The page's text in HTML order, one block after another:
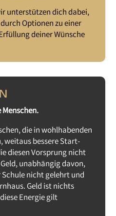
unterstützen dich dabei,
Optionen zu einer
deiner Wünsche
Menschen.
die in wohlhabenden
weitaus bessere Start-
diesen Vorsprung nicht
unabhängig davon,
nicht gelehrt und
Geld ist nichts
Energie gilt